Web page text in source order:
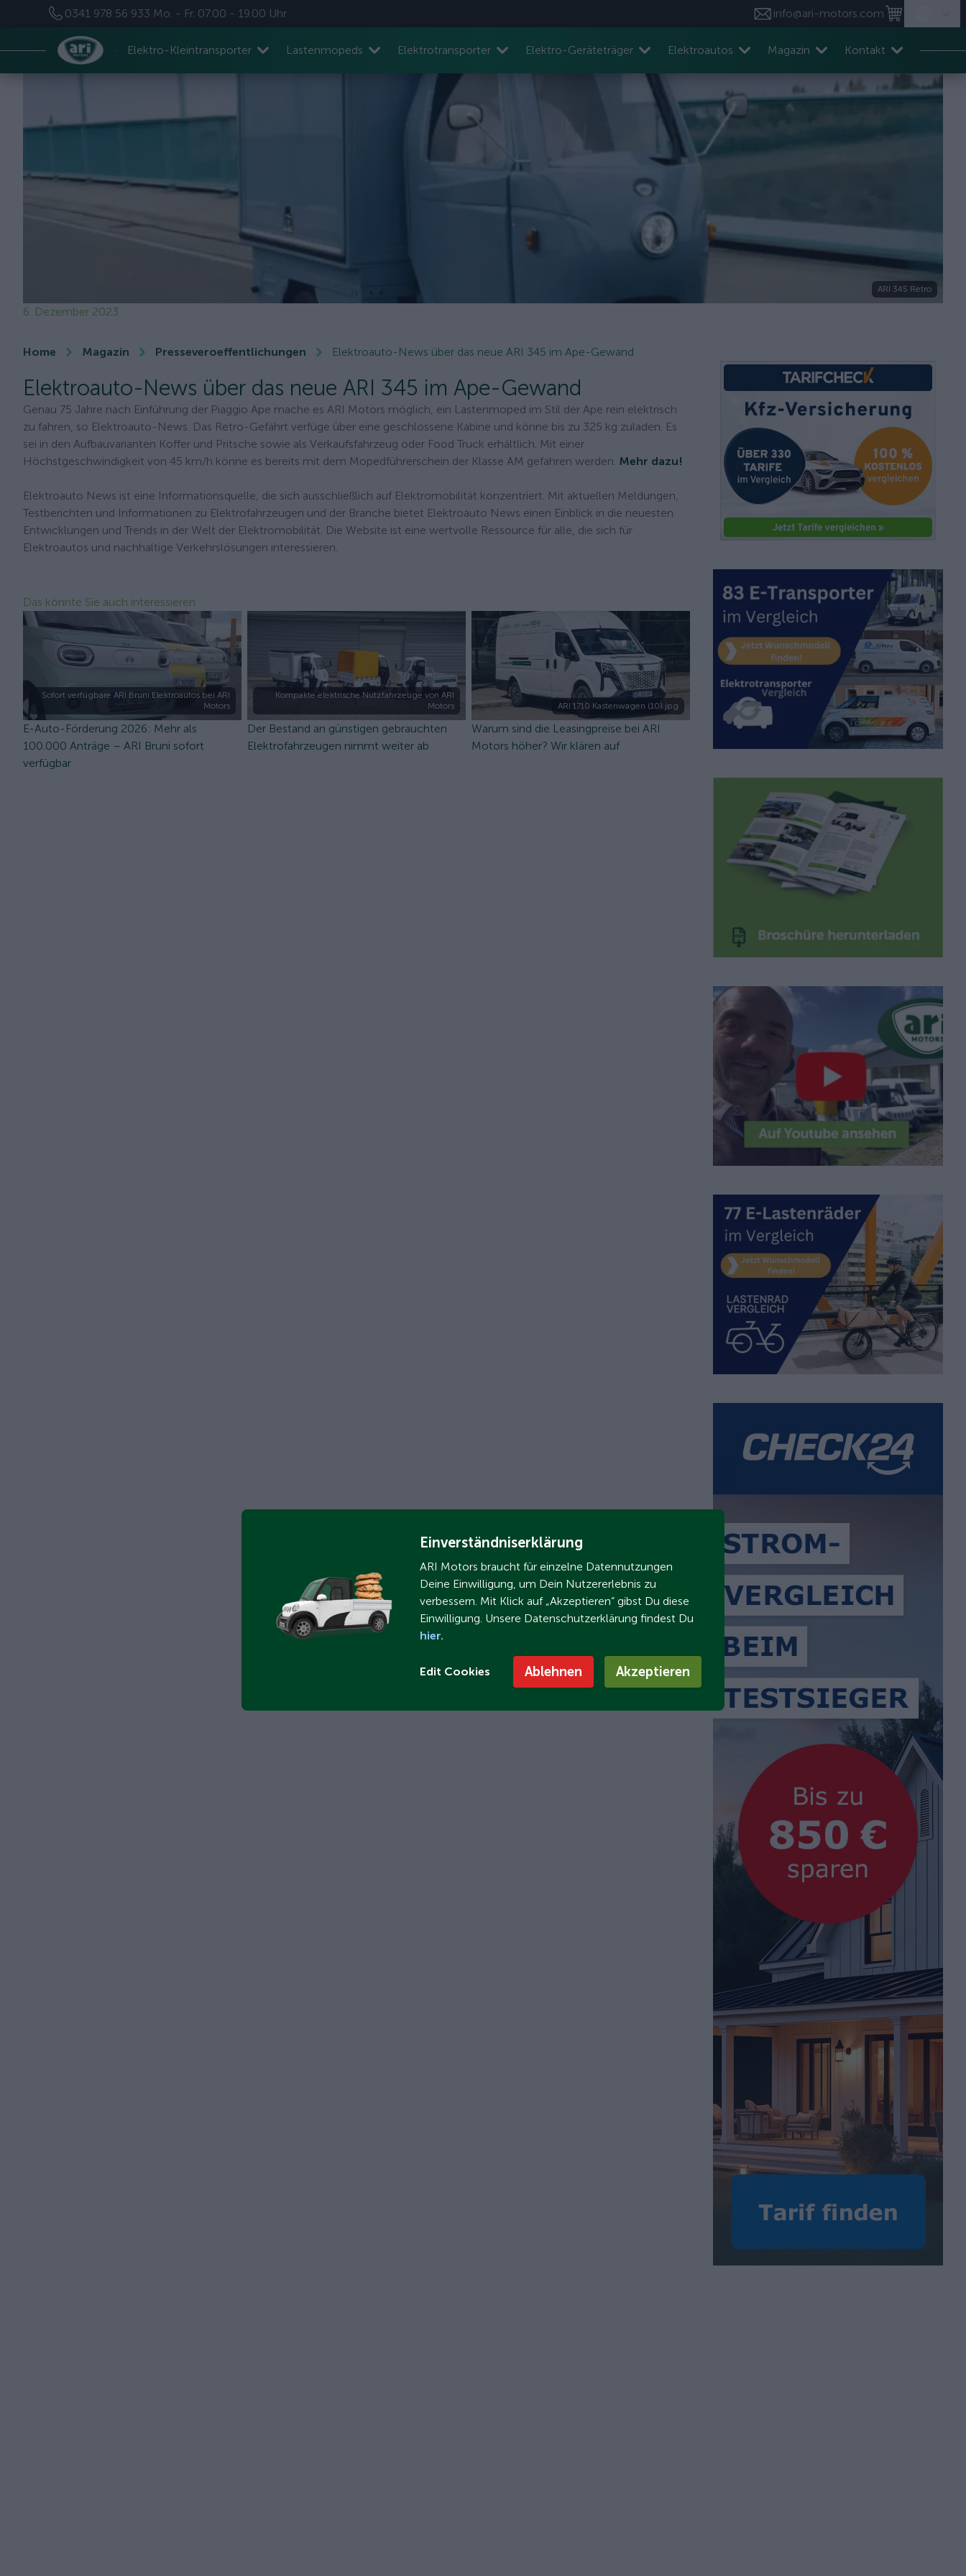
0341 978 56 933 Mo. - Fr. 07.00 - 19.00 Uhr info@ari-motors.com
Elektro-Kleintransporter Lastenmopeds Elektrotransporter Elektro-Geräteträger Elektroautos Magazin Kontakt
ARI 345 Retro
6. Dezember 2023
Home Magazin Presseveroeffentlichungen Elektroauto-News über das neue ARI 345 im Ape-Gewand
Elektroauto-News über das neue ARI 345 im Ape-Gewand
Genau 75 Jahre nach Einführung der Piaggio Ape mache es ARI Motors möglich, ein Lastenmoped im Stil der Ape rein elektrisch
zu fahren, so Elektroauto-News. Das Retro-Gefährt verfüge über eine geschlossene Kabine und könne bis zu 325 kg zuladen. Es
sei in den Aufbauvarianten Koffer und Pritsche sowie als Verkaufsfahrzeug oder Food Truck erhältlich. Mit einer
Höchstgeschwindigkeit von 45 km/h könne es bereits mit dem Mopedführerschein der Klasse AM gefahren werden. Mehr dazu!
Elektroauto News ist eine Informationsquelle, die sich ausschließlich auf Elektromobilität konzentriert. Mit aktuellen Meldungen,
Testberichten und Informationen zu Elektrofahrzeugen und der Branche bietet Elektroauto News einen Einblick in die neuesten
Entwicklungen und Trends in der Welt der Elektromobilität. Die Website ist eine wertvolle Ressource für alle, die sich für
Elektroautos und nachhaltige Verkehrslösungen interessieren.
Das könnte Sie auch interessieren
Sofort verfügbare ARI Bruni Elektroautos bei ARI
Motors
E-Auto-Förderung 2026: Mehr als
100.000 Anträge – ARI Bruni sofort
verfügbar
Kompakte elektrische Nutzfahrzeuge von ARI
Motors
Der Bestand an günstigen gebrauchten
Elektrofahrzeugen nimmt weiter ab
ARI 1710 Kastenwagen (10).jpg
Warum sind die Leasingpreise bei ARI
Motors höher? Wir klären auf
Einverständniserklärung
ARI Motors braucht für einzelne Datennutzungen
Deine Einwilligung, um Dein Nutzererlebnis zu
verbessern. Mit Klick auf „Akzeptieren“ gibst Du diese
Einwilligung. Unsere Datenschutzerklärung findest Du
hier.
Edit Cookies Ablehnen Akzeptieren